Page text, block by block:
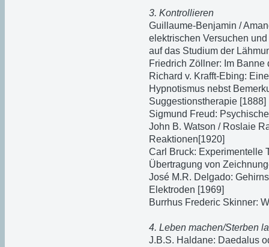
3. Kontrollieren
Guillaume-Benjamin /
elektrischen Versuchen
auf das Studium der
Friedrich Zöllner: Im Banne
Richard v. Krafft-Ebing:
Hypnotismus nebst
Suggestionstherapie [1888]
Sigmund Freud:
John B. Watson / Roslaie
Reaktionen[1920]
Carl Bruck: Experimentelle
Übertragung von
José M.R. Delgado:
Elektroden [1969]
Burrhus Frederic Skinner:
4. Leben machen/Sterben
J.B.S. Haldane: Daedalus